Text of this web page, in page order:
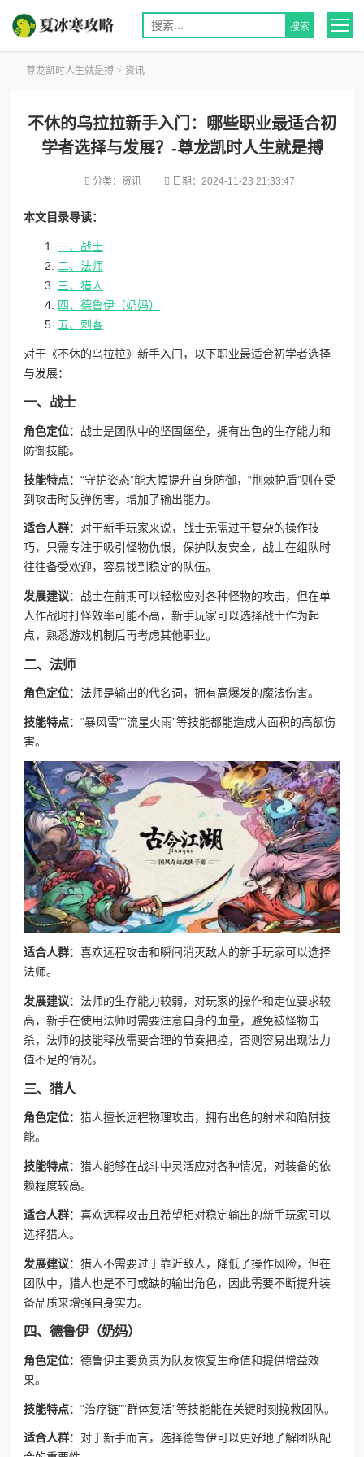
尊龙凯时人生就是搏 > 资讯
不休的乌拉拉新手入门：哪些职业最适合初
学者选择与发展？-尊龙凯时人生就是搏
分类： 资讯 日期： 2024-11-23 21:33:47
本文目录导读：
一、战士
二、法师
三、猎人
四、德鲁伊（奶妈）
五、刺客
对于《不休的乌拉拉》新手入门，以下职业最适合初学者选择
与发展：
一、战士
角色定位：战士是团队中的坚固堡垒，拥有出色的生存能力和
防御技能。
技能特点：“守护姿态”能大幅提升自身防御，“荆棘护盾”则在受
到攻击时反弹伤害，增加了输出能力。
适合人群：对于新手玩家来说，战士无需过于复杂的操作技
巧，只需专注于吸引怪物仇恨，保护队友安全，战士在组队时
往往备受欢迎，容易找到稳定的队伍。
发展建议：战士在前期可以轻松应对各种怪物的攻击，但在单
人作战时打怪效率可能不高，新手玩家可以选择战士作为起
点，熟悉游戏机制后再考虑其他职业。
二、法师
角色定位：法师是输出的代名词，拥有高爆发的魔法伤害。
技能特点：“暴风雪”“流星火雨”等技能都能造成大面积的高额伤
害。
适合人群：喜欢远程攻击和瞬间消灭敌人的新手玩家可以选择
法师。
发展建议：法师的生存能力较弱，对玩家的操作和走位要求较
高，新手在使用法师时需要注意自身的血量，避免被怪物击
杀，法师的技能释放需要合理的节奏把控，否则容易出现法力
值不足的情况。
三、猎人
角色定位：猎人擅长远程物理攻击，拥有出色的射术和陷阱技
能。
技能特点：猎人能够在战斗中灵活应对各种情况，对装备的依
赖程度较高。
适合人群：喜欢远程攻击且希望相对稳定输出的新手玩家可以
选择猎人。
发展建议：猎人不需要过于靠近敌人，降低了操作风险，但在
团队中，猎人也是不可或缺的输出角色，因此需要不断提升装
备品质来增强自身实力。
四、德鲁伊（奶妈）
角色定位：德鲁伊主要负责为队友恢复生命值和提供增益效
果。
技能特点：“治疗链”“群体复活”等技能能在关键时刻挽救团队。
适合人群：对于新手而言，选择德鲁伊可以更好地了解团队配